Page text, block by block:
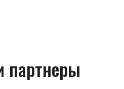
партнеры